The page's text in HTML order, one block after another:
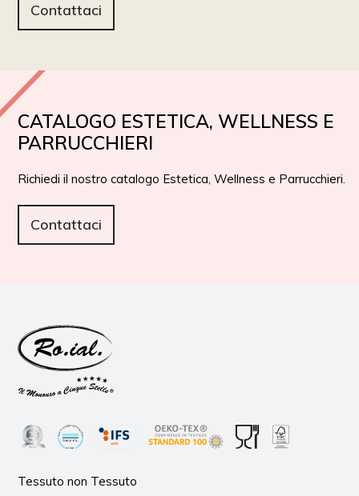
Contattaci
CATALOGO ESTETICA, WELLNESS E
PARRUCCHIERI
Richiedi il nostro catalogo Estetica, Wellness e Parrucchieri.
Contattaci
Tessuto non Tessuto